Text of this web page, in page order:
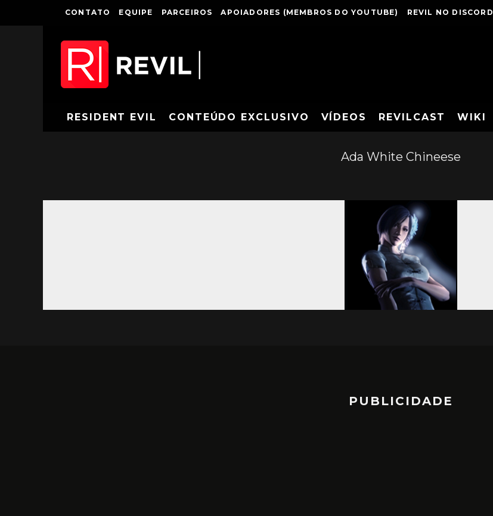
CONTATO EQUIPE PARCEIROS APOIADORES (MEMBROS DO YOUTUBE) REVIL NO DISCORD
RESIDENT EVIL CONTEÚDO EXCLUSIVO VÍDEOS REVILCAST WIKI
Ada White Chineese
PUBLICIDADE